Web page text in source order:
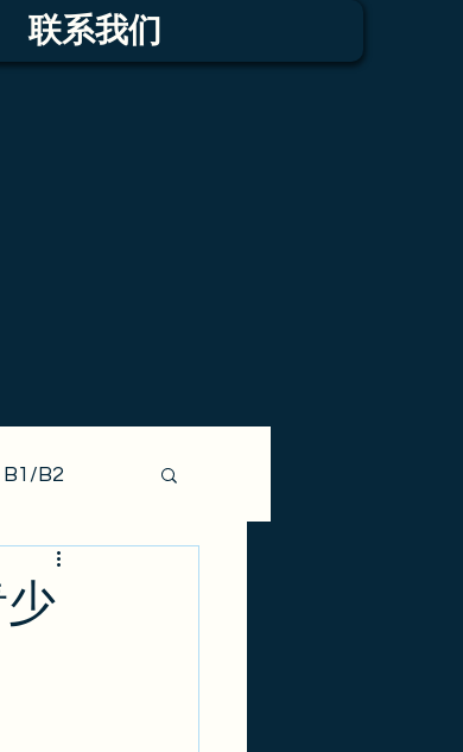
联系我们
B1/B2
实用攻略